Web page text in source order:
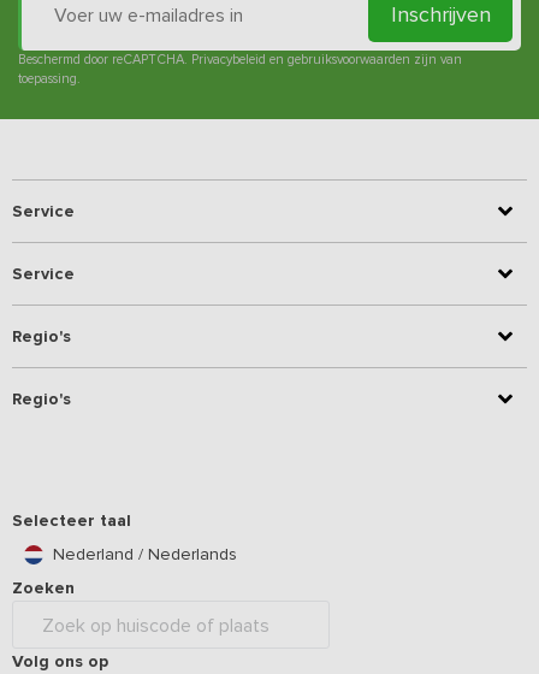
Inschrijven
Beschermd door reCAPTCHA. Privacybeleid en gebruiksvoorwaarden zijn van
toepassing.
Service
Service
Regio's
Regio's
Selecteer taal
Nederland / Nederlands
Zoeken
Volg ons op